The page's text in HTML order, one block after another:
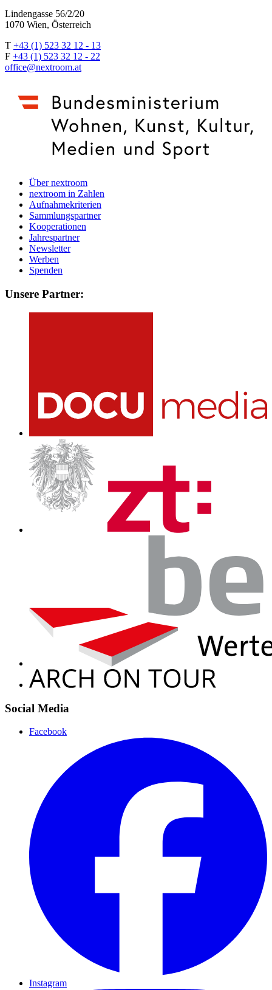
Lindengasse 56/2/20
1070 Wien, Österreich
T +43 (1) 523 32 12 - 13
F +43 (1) 523 32 12 - 22
office@nextroom.at
Über nextroom
nextroom in Zahlen
Aufnahmekriterien
Sammlungspartner
Kooperationen
Jahrespartner
Newsletter
Werben
Spenden
Unsere Partner:
Social Media
Facebook
Instagram